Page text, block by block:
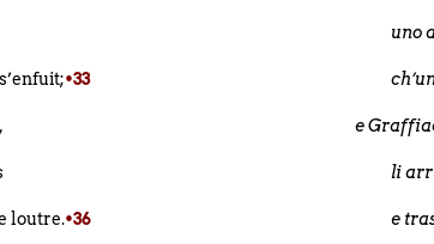
•33
loutre.•36
uno
e
li
e